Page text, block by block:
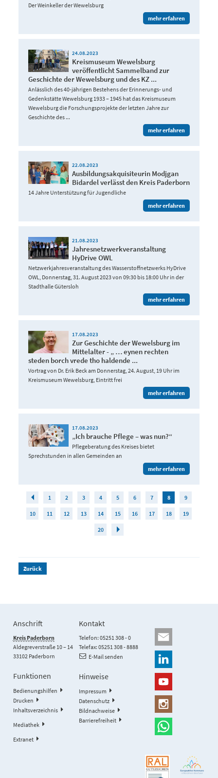
Der Weinkeller der Wewelsburg
mehr erfahren
24.08.2023
Kreismuseum Wewelsburg
veröffentlicht Sammelband zur
Geschichte der Wewelsburg und des KZ ...
Anlässlich des 40-jährigen Bestehens der Erinnerungs- und
Gedenkstätte Wewelsburg 1933 – 1945 hat das Kreismuseum
Wewelsburg die Forschungsprojekte der letzten Jahre zur
Geschichte des ...
mehr erfahren
22.08.2023
Ausbildungsakquisiteurin Modjgan
Bidardel verlässt den Kreis Paderborn
14 Jahre Unterstützung für Jugendliche
mehr erfahren
21.08.2023
Jahresnetzwerkveranstaltung
HyDrive OWL
Netzwerkjahresveranstaltung des Wasserstoffnetzwerks HyDrive
OWL, Donnerstag, 31. August 2023 von 09:30 bis 18:00 Uhr in der
Stadthalle Gütersloh
mehr erfahren
17.08.2023
Zur Geschichte der Wewelsburg im
Mittelalter - „ … eynen rechten
steden borch vrede tho haldende ...
Vortrag von Dr. Erik Beck am Donnerstag, 24. August, 19 Uhr im
Kreismuseum Wewelsburg, Eintritt frei
mehr erfahren
17.08.2023
„Ich brauche Pflege – was nun?“
Pflegeberatung des Kreises bietet
Sprechstunden in allen Gemeinden an
mehr erfahren
1 2 3 4 5 6 7 8 9
10 11 12 13 14 15 16 17 18 19
20
Zurück
Anschrift
Kreis Paderborn
Aldegreverstraße 10 – 14
33102 Paderborn
Kontakt
Telefon: 05251 308 - 0
Telefax: 05251 308 - 8888
E-Mail senden
Funktionen
Bedienungshilfen
Drucken
Inhaltsverzeichnis
Mediathek
Extranet
Hinweise
Impressum
Datenschutz
Bildnachweise
Barrierefreiheit